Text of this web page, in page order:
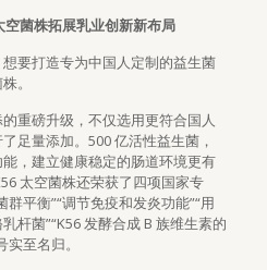
菌株拓展乳业创新新布局
要打造专为中国人定制的益生菌
。
重磅升级，不仅选用更符合国人
足量添加。500 亿活性益生菌，
，建立健康稳定的肠道环境更有
太空菌株还荣获了四项国家专
平衡”“调节免疫和发炎功能”“用
杆菌”“K56 发酵合成 B 族维生素的
至名归。